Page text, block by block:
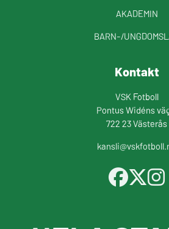
AKADEMIN
BARN-/
Kontakt
VSK Fotboll
Pontus Widéns
722 23 Västerås